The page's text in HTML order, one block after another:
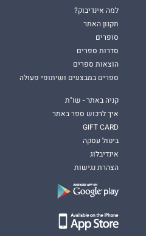
למה אינדיבוק?
תקנון האתר
סופרים
סדרות ספרים
הוצאות ספרים
ספרים במבצעים ושיתופי פעולה
קניה באתר - שו"ת
איך לרכוש ספר באתר
GIFT CARD
ביטול עסקה
אינדיבלוג
הצהרת נגישות